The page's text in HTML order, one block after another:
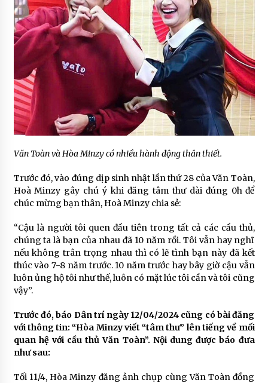
Văn Toàn và Hòa Minzy có nhiều hành động thân thiết.
Trước đó, vào đúng dịp sinh nhật lần thứ 28 của Văn Toàn,
Hoà Minzy gây chú ý khi đăng tâm thư dài đúng 0h để
chúc mừng bạn thân, Hoà Minzy chia sẻ:
“Cậu là người tôi quen đầu tiên trong tất cả các cầu thủ,
chúng ta là bạn của nhau đã 10 năm rồi. Tôi vẫn hay nghĩ
nếu không trân trọng nhau thì có lẽ tình bạn này đã kết
thúc vào 7-8 năm trước. 10 năm trước hay bây giờ cậu vẫn
luôn ủng hộ tôi như thế, luôn có mặt lúc tôi cần và tôi cũng
vậy”.
Trước đó, báo Dân trí ngày 12/04/2024 cũng có bài đăng
với thông tin: “Hòa Minzy viết “tâm thư” lên tiếng về mối
quan hệ với cầu thủ Văn Toàn”. Nội dung được báo đưa
như sau:
Tối 11/4, Hòa Minzy đăng ảnh chụp cùng Văn Toàn đồng